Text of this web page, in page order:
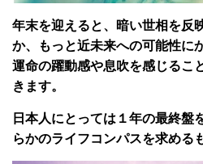
年末を迎えると、暗い世相を反
か、もっと近未来への可能性に
運命の躍動感や息吹を感じるこ
きます。
日本人にとっては１年の最終盤
らかのライフコンパスを求める